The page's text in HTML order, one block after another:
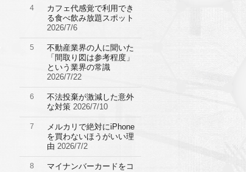
4
カフェ代感覚で利用でき
る食べ飲み放題スポット
2026/7/6
5
不動産業界の人に聞いた
「間取り図は参考程度」
という業界の常識
2026/7/22
6
不法投棄が激減した意外
な対策 2026/7/10
7
メルカリで絶対にiPhone
を買わないほうがいい理
由 2026/7/2
8
マイナンバーカードをコ